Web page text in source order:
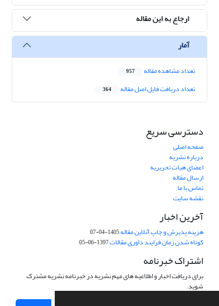
ارجاع به این مقاله
آمار
تعداد مشاهده مقاله 957
تعداد دریافت فایل اصل مقاله 364
دسترسی سریع
صفحه اصلی
درباره نشریه
اعضای هیات تحریریه
ارسال مقاله
تماس با ما
نقشه سایت
آخرین اخبار
هزینه پذیرش و چاپ آنلاین مقاله1405-04-07
کوتاه شدن زمان فرایند داوری مقالات1397-06-05
اشتراک خبرنامه
برای دریافت اخبار و اطلاعیه های مهم نشریه در خبرنامه نشریه مشترک
شوید.